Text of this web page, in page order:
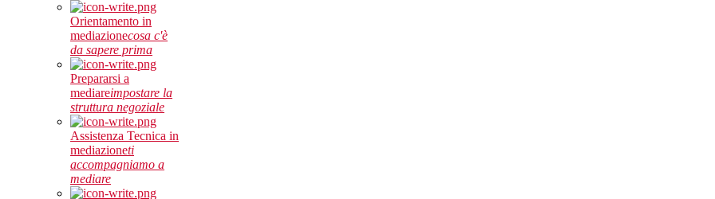
Orientamento in
mediazionecosa c'è
da sapere prima
Prepararsi a
mediareimpostare la
struttura negoziale
Assistenza Tecnica in
mediazioneti
accompagniamo a
mediare